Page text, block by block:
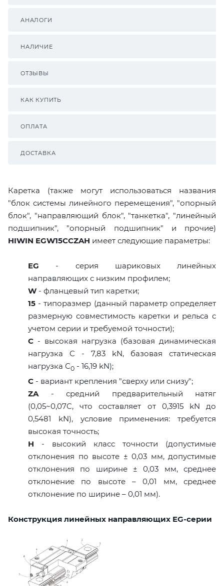
АНАЛОГИ
НАЛИЧИЕ
ОТЗЫВЫ
КАК КУПИТЬ
ОПЛАТА
ДОСТАВКА
Каретка (также могут использоваться названия
"блок системы линейного перемещения", "опорный
блок", "направляющий блок", "танкетка", "линейный
подшипник", "опорный подшипник" и прочие)
HIWIN EGW15CCZAH имеет следующие параметры:
EG - серия шариковых линейных
направляющих с низким профилем;
W - фланцевый тип каретки;
15 - типоразмер (данный параметр определяет
размерную совместимость каретки и рельса с
учетом серии и требуемой точности);
C - высокая нагрузка (базовая динамическая
нагрузка C - 7,83 kN, базовая статическая
нагрузка С0 - 16,19 kN);
C - вариант крепления "сверху или снизу";
ZA- средний предварительный натяг
(0,05~0,07C, что составляет от 0,3915 kN до
0,5481 kN), условие применения: требуется
высокая точность;
H - высокий класс точности (допустимые
отклонения по высоте ± 0,03 мм, допустимые
отклонения по ширине ± 0,03 мм, среднее
отклонение по высоте – 0,01 мм, среднее
отклонение по ширине – 0,01 мм).
Конструкция линейных направляющих EG-серии